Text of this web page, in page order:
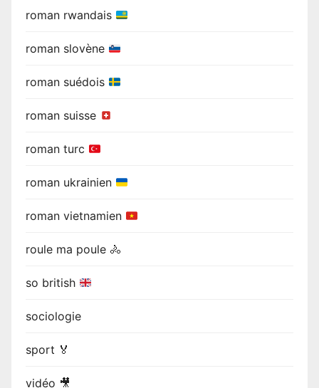
roman rwandais
roman slovène
roman suédois
roman suisse
roman turc
roman ukrainien
roman vietnamien
roule ma poule 🚴
so british
sociologie
sport 🏅
vidéo 🎥